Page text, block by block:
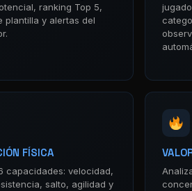
ranking Top 5,
plantilla y alertas del
FÍSICA
capacidades: velocidad,
salto, agilidad y